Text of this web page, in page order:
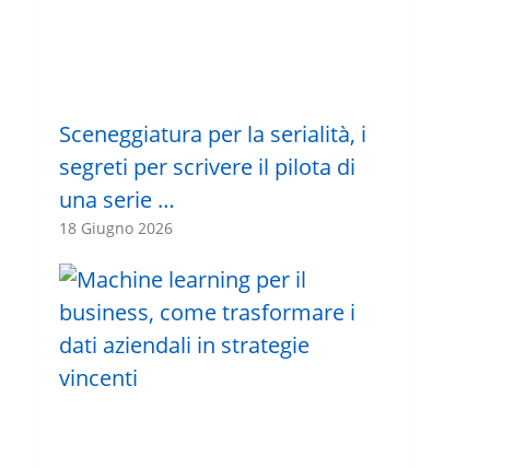
Sceneggiatura per la serialità, i
segreti per scrivere il pilota di
una serie …
18 Giugno 2026